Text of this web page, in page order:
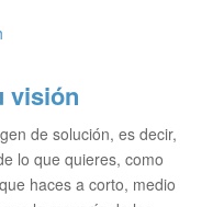
visión
de solución, es decir,
lo que quieres, como
haces a corto, medio